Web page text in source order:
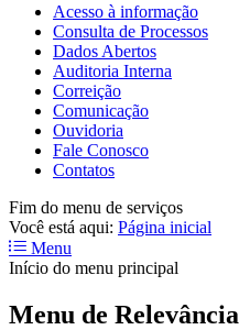
Acesso à informação
Consulta de Processos
Dados Abertos
Auditoria Interna
Correição
Comunicação
Ouvidoria
Fale Conosco
Contatos
Fim do menu de serviços
Você está aqui: Página inicial
Menu
Início do menu principal
Menu de Relevância